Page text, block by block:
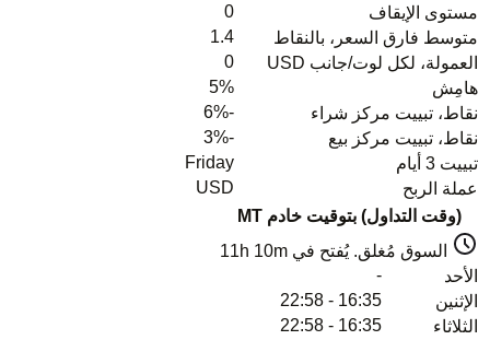
مستوى الإيقاف
0
متوسط فارق السعر، بالنقاط
1.4
العمولة، لكل لوت/جانب USD
0
هامِش
5%
نقاط، تبييت مركز شراء
-6%
نقاط، تبييت مركز بيع
-3%
تبييت 3 أيام
Friday
عملة الربح
USD
(وقت التداول) بتوقيت خادم MT
السوق مُغلق. يُفتح في 11h 10m
الأحد
-
الإثنين
16:35 - 22:58
الثلاثاء
16:35 - 22:58